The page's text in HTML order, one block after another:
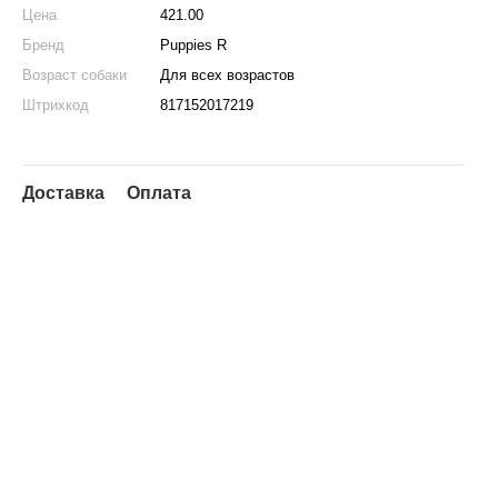
Цена
421.00
Бренд
Puppies R
Возраст собаки
Для всех возрастов
Штрихкод
817152017219
Доставка Оплата